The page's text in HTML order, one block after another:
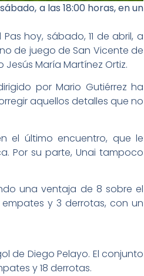
a las 18:00 horas, en un
hoy, sábado, 11 de abril, a
de juego de San Vicente de
María Martínez Ortiz.
por Mario Gutiérrez ha
aquellos detalles que no
el último encuentro, que le
Por su parte, Unai tampoco
una ventaja de 8 sobre el
y 3 derrotas, con un
de Diego Pelayo. El conjunto
y 18 derrotas.